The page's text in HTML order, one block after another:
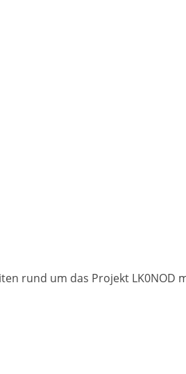
rund um das Projekt LK0NOD